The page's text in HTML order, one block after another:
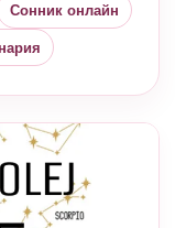
Сонник онлайн